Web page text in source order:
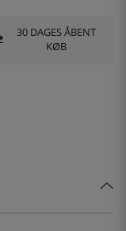
30 DAGES ÅBENT
KØB